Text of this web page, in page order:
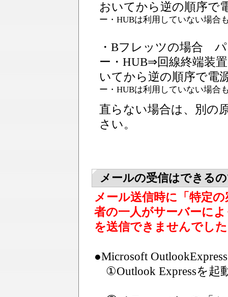
おいてから逆の順序で
ー・HUBは利用していない場合
・Bフレッツの場合
ー・HUB⇒回線終端装
いてから逆の順序で電
ー・HUBは利用していない場合
直らない場合は、別の
さい。
メールの受信はできる
メール送信時に「特定
者の一人がサーバーに
を送信できませんでし
●Microsoft
①Outlook Expressを起